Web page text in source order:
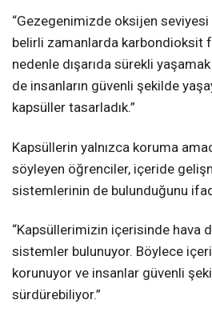
“Gezegenimizde oksijen
belirli zamanlarda karbondioksit
nedenle dışarıda sürekli
de insanların güvenli şekilde
kapsüller tasarladık.”
Kapsüllerin yalnızca koruma
söyleyen öğrenciler, içeride
sistemlerinin de bulunduğunu
“Kapsüllerimizin içerisinde hava
sistemler bulunuyor. Böylece
korunuyor ve insanlar güvenli
sürdürebiliyor.”